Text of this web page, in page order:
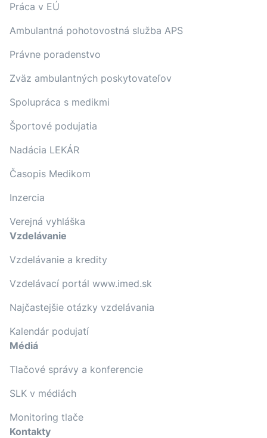
Práca v EÚ
Ambulantná pohotovostná služba APS
Právne poradenstvo
Zväz ambulantných poskytovateľov
Spolupráca s medikmi
Športové podujatia
Nadácia LEKÁR
Časopis Medikom
Inzercia
Verejná vyhláška
Vzdelávanie
Vzdelávanie a kredity
Vzdelávací portál www.imed.sk
Najčastejšie otázky vzdelávania
Kalendár podujatí
Médiá
Tlačové správy a konferencie
SLK v médiách
Monitoring tlače
Kontakty